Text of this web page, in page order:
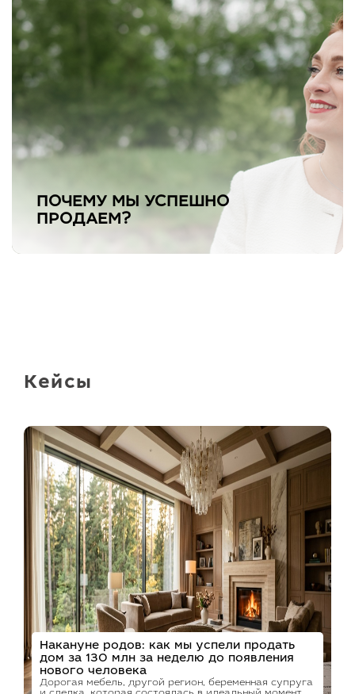
ПОЧЕМУ МЫ УСПЕШНО
ПРОДАЕМ?
Кейсы
Накануне родов: как мы успели продать
дом за 130 млн за неделю до появления
нового человека
Дорогая мебель, другой регион, беременная супруга